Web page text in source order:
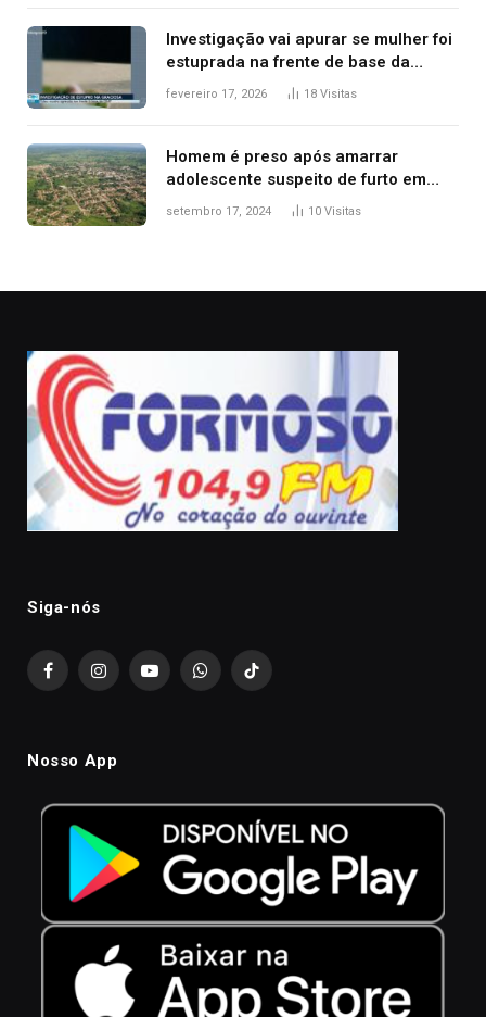
Investigação vai apurar se mulher foi
estuprada na frente de base da
Guarda Metropolitana de Palmas, diz
fevereiro 17, 2026 18 Visitas
Homem é preso após amarrar
adolescente suspeito de furto em
estaca de cerca e agredi-lo
setembro 17, 2024 10 Visitas
Siga-nós
FacebookInstagramYouTubeWhatsAppTikTok
Nosso App